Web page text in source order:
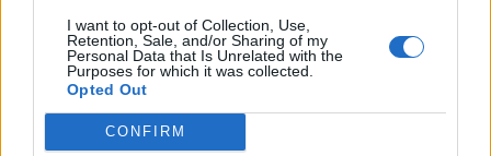
I want to opt-out of Collection, Use,
Retention, Sale, and/or Sharing of my
Personal Data that Is Unrelated with the
Purposes for which it was collected.
Opted Out
CONFIRM
συχνά μιλάει και αποκαλύπτει απόψεις και
στοιχεία του χαρακτήρα της, την αγαπάμε
ακόμη περισσότερο.Εξάλλου δεν έκρυψε
ποτέ ότι κατάγεται από πολύ φτωχή
οικογένεια και έχει επτά αδέρφια! Go on